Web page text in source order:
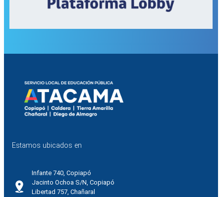
Estamos ubicados en
Infante 740, Copiapó
Jacinto Ochoa S/N, Copiapó
Libertad 757, Chañaral